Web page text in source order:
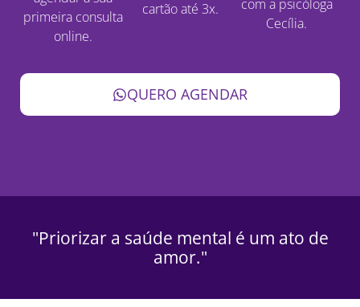
primeira consulta
online.
cartão até 3x.
com a psicóloga
Cecília.
QUERO AGENDAR
"Priorizar a saúde mental é um ato de
amor."